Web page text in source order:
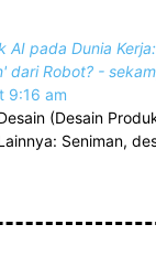
AI pada Dunia
dari Robot? -
9:16 am
(Desain
Seniman,